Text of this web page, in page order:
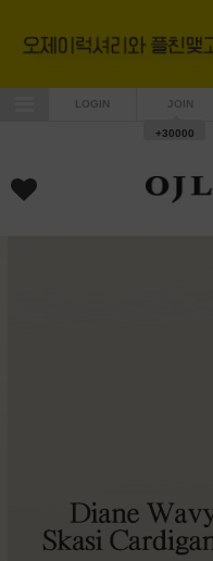
LOGIN JOIN
+30000